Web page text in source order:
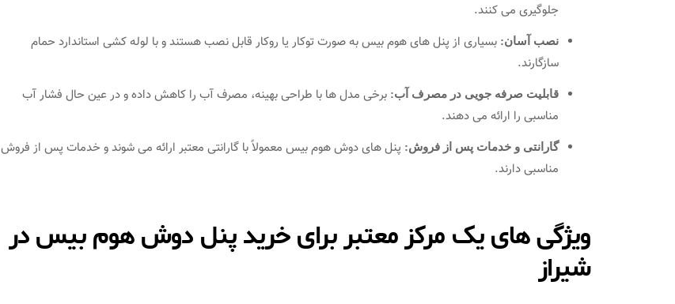
جلوگیری می‌ کنند.
نصب آسان: بسیاری از پنل‌ های هوم بیس به‌ صورت توکار یا روکار قابل نصب هستند و با لوله‌ کشی استاندارد حمام
سازگارند.
قابلیت صرفه‌ جویی در مصرف آب: برخی مدل‌ ها با طراحی بهینه، مصرف آب را کاهش داده و در عین حال فشار آب
مناسبی را ارائه می‌ دهند.
گارانتی و خدمات پس از فروش: پنل‌ های دوش هوم بیس معمولاً با گارانتی معتبر ارائه می‌ شوند و خدمات پس از فروش
مناسبی دارند.
ویژگی‌ های یک مرکز معتبر برای خرید پنل دوش هوم بیس در
شیراز